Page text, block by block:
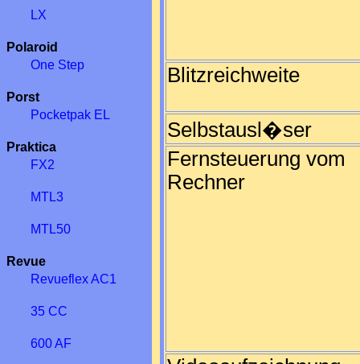
LX
Polaroid
One Step
Porst
Pocketpak EL
Praktica
FX2
MTL3
MTL50
Revue
Revueflex AC1
35 CC
600 AF
Blitzreichweite
Selbstausl�ser
Fernsteuerung vom
Rechner